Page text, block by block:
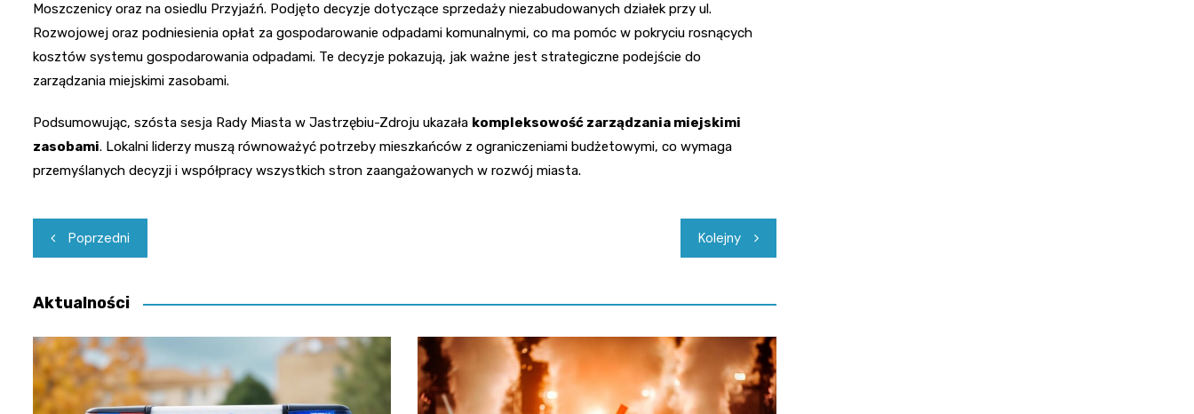
Moszczenicy oraz na osiedlu Przyjaźń. Podjęto decyzje dotyczące sprzedaży niezabudowanych działek przy ul.
Rozwojowej oraz podniesienia opłat za gospodarowanie odpadami komunalnymi, co ma pomóc w pokryciu rosnących
kosztów systemu gospodarowania odpadami. Te decyzje pokazują, jak ważne jest strategiczne podejście do
zarządzania miejskimi zasobami.
Podsumowując, szósta sesja Rady Miasta w Jastrzębiu-Zdroju ukazała kompleksowość zarządzania miejskimi
zasobami. Lokalni liderzy muszą równoważyć potrzeby mieszkańców z ograniczeniami budżetowymi, co wymaga
przemyślanych decyzji i współpracy wszystkich stron zaangażowanych w rozwój miasta.
Nawigacja
wpisu
Poprzedni Kolejny
Aktualności